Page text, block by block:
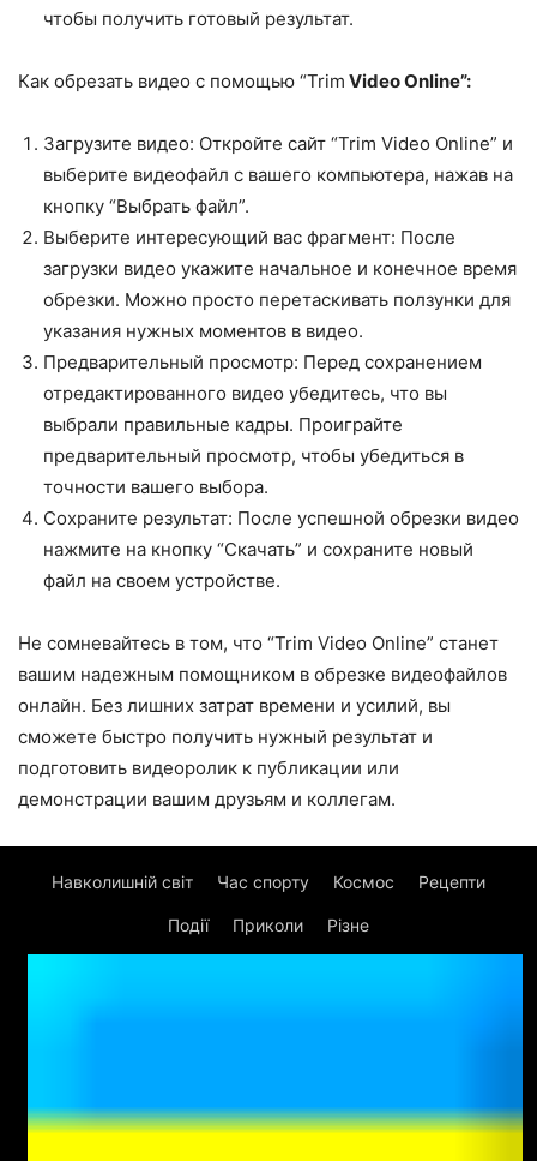
чтобы получить готовый результат.
Как обрезать видео с помощью “Trim Video Online”:
Загрузите видео: Откройте сайт “Trim Video Online” и
выберите видеофайл с вашего компьютера, нажав на
кнопку “Выбрать файл”.
Выберите интересующий вас фрагмент: После
загрузки видео укажите начальное и конечное время
обрезки. Можно просто перетаскивать ползунки для
указания нужных моментов в видео.
Предварительный просмотр: Перед сохранением
отредактированного видео убедитесь, что вы
выбрали правильные кадры. Проиграйте
предварительный просмотр, чтобы убедиться в
точности вашего выбора.
Сохраните результат: После успешной обрезки видео
нажмите на кнопку “Скачать” и сохраните новый
файл на своем устройстве.
Не сомневайтесь в том, что “Trim Video Online” станет
вашим надежным помощником в обрезке видеофайлов
онлайн. Без лишних затрат времени и усилий, вы
сможете быстро получить нужный результат и
подготовить видеоролик к публикации или
демонстрации вашим друзьям и коллегам.
Навколишній світ Час спорту Космос Рецепти
Події Приколи Різне